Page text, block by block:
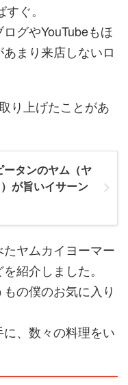
ぐ。
グやYouTubeもほ
まり来店しないロ
り上げたことがあ
タンのヤム（ヤ
が旨いイサーン
ヤムカイヨーマー
紹介しました。
の僕のお気に入り
、数々の料理をい